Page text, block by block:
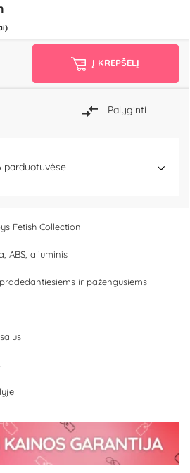
Fetish Collection
ABS, aliuminis
ir pažengusiems
Į KREPŠELĮ
Palyginti
parduotuvėse